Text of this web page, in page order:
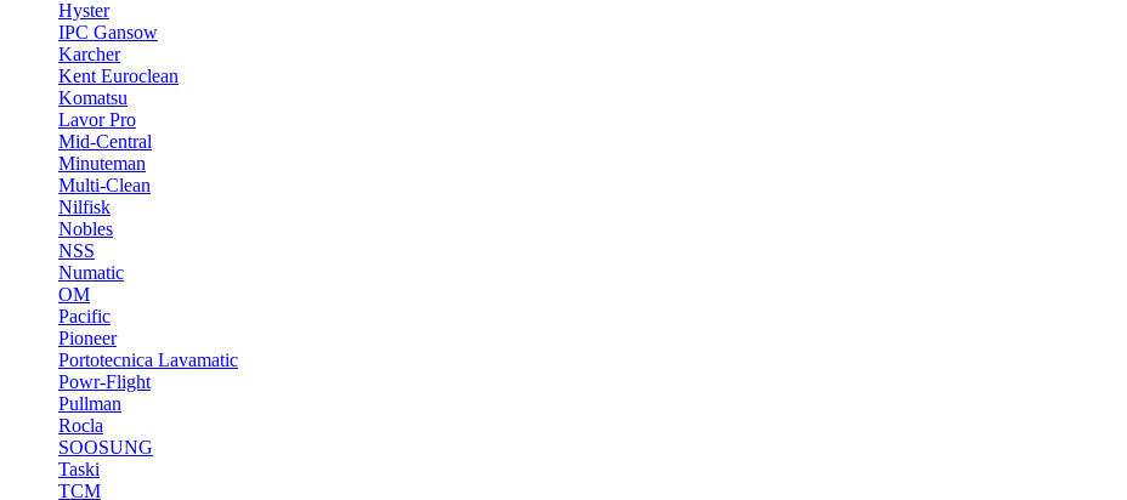
Hyster
IPC Gansow
Karcher
Kent Euroclean
Komatsu
Lavor Pro
Mid-Central
Minuteman
Multi-Clean
Nilfisk
Nobles
NSS
Numatic
OM
Pacific
Pioneer
Portotecnica Lavamatic
Powr-Flight
Pullman
Rocla
SOOSUNG
Taski
TCM